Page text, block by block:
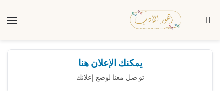
بحث عن
يمكنك الإعلان هنا
تواصل معنا لوضع إعلانك